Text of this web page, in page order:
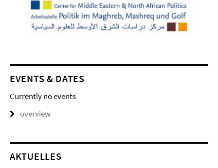
EVENTS & DATES
Currently no events
overview
AKTUELLES